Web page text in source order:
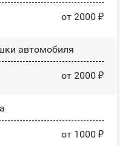
от 2000 ₽
автомобиля
от 2000 ₽
от 1000 ₽